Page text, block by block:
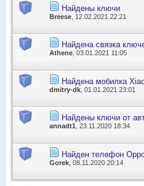
Найдены ключи
Breese , 12.02.2021 22:21
Найдена связка
Athene , 03.01.2021 11:05
Найдена мобилка
dmitry-dk , 01.01.2021 23:01
Найдены ключи от
annadt1 , 23.11.2020 18:34
Найден телефон
Gorek , 08.11.2020 20:14